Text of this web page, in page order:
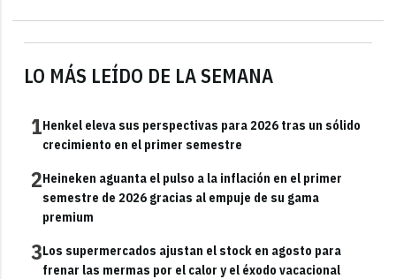
LO MÁS LEÍDO DE LA SEMANA
1Henkel eleva sus perspectivas para 2026 tras un sólido
crecimiento en el primer semestre
2Heineken aguanta el pulso a la inflación en el primer
semestre de 2026 gracias al empuje de su gama
premium
3Los supermercados ajustan el stock en agosto para
frenar las mermas por el calor y el éxodo vacacional